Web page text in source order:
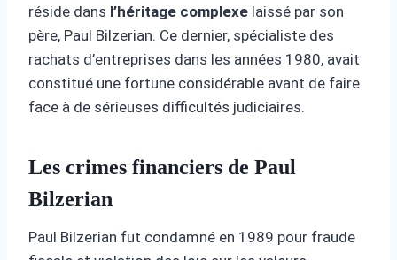
réside dans l’héritage complexe laissé par son
père, Paul Bilzerian. Ce dernier, spécialiste des
rachats d’entreprises dans les années 1980, avait
constitué une fortune considérable avant de faire
face à de sérieuses difficultés judiciaires.
Les crimes financiers de Paul
Bilzerian
Paul Bilzerian fut condamné en 1989 pour fraude